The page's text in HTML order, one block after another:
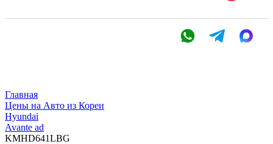
Главная
Цены на Авто из Кореи
Hyundai
Avante ad
KMHD641LBG